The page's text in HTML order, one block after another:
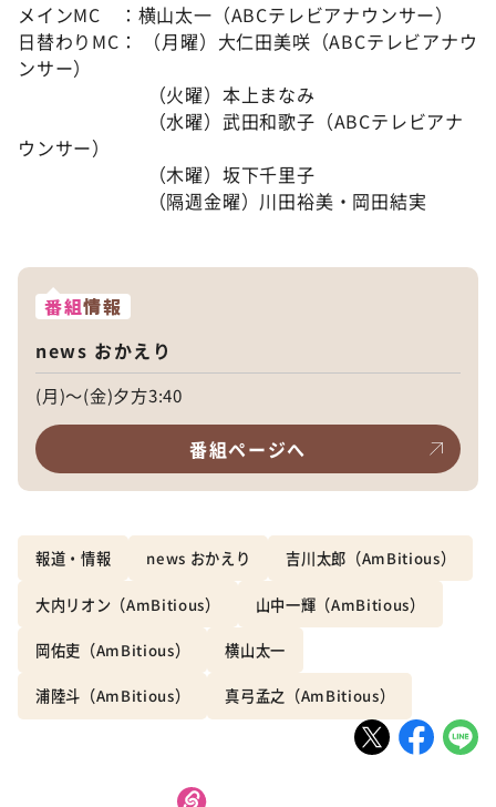
メインMC ：横山太一（ABCテレビアナウンサー）
日替わりMC： （月曜）大仁田美咲（ABCテレビアナウ
ンサー）
（火曜）本上まなみ
（水曜）武田和歌子（ABCテレビアナ
ウンサー）
（木曜）坂下千里子
（隔週金曜）川田裕美・岡田結実
番組情報
news おかえり
(月)～(金)夕方3:40
番組ページへ
報道・情報 news おかえり 吉川太郎（AmBitious）
大内リオン（AmBitious） 山中一輝（AmBitious）
岡佑吏（AmBitious） 横山太一
浦陸斗（AmBitious） 真弓孟之（AmBitious）